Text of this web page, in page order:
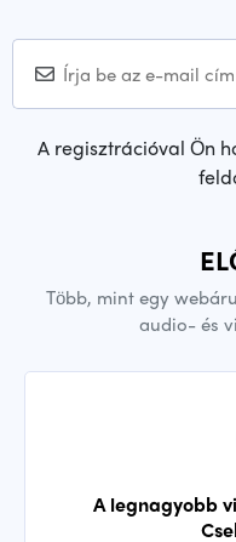
A regisztrációval Ön
Több, mint egy
audio- és
A legnagyobb